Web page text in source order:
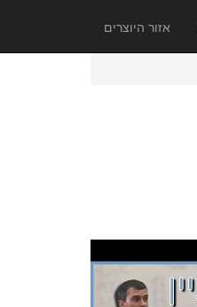
אזור היוצרים